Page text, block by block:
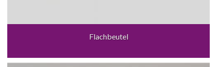
Flachbeutel